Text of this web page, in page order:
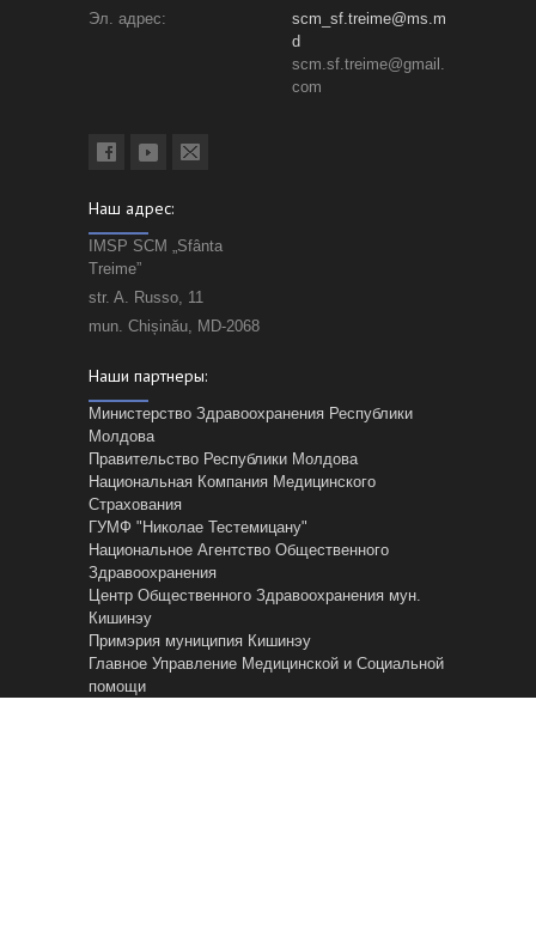
Эл. адрес:
scm_sf.treime@ms.m
d
scm.sf.treime@gmail.
com
Наш адрес:
IMSP SCM „Sfânta
Treime”
str. A. Russo, 11
mun. Chișinău, MD-2068
Наши партнеры:
Министерство Здравоохранения Республики
Молдова
Правительство Республики Молдова
Национальная Компания Медицинского
Страхования
ГУМФ "Николае Тестемицану"
Национальное Агентство Общественного
Здравоохранения
Центр Общественного Здравоохранения мун.
Кишинэу
Примэрия муниципия Кишинэу
Главное Управление Mедицинской и Cоциальной
помощи